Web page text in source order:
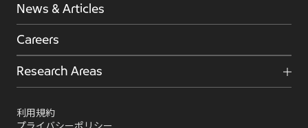
News & Articles
Careers
Research Areas
利用規約